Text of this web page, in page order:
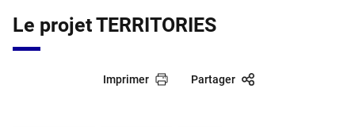
Le projet TERRITORIES
Imprimer Partager